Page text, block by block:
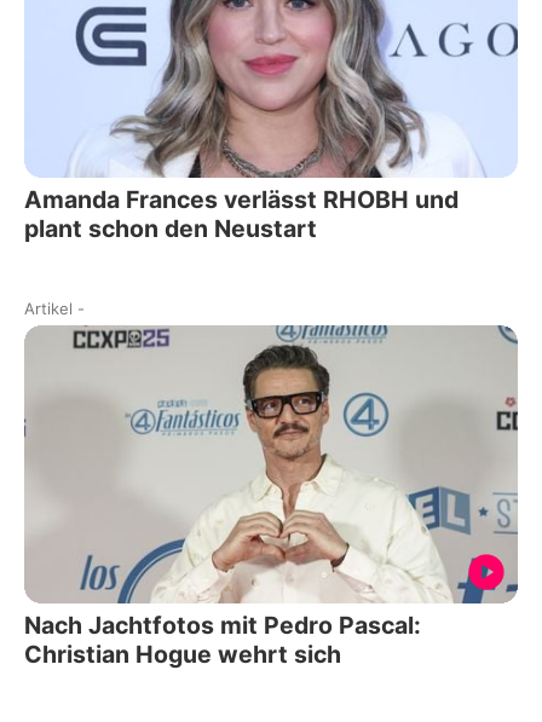
Amanda Frances verlässt RHOBH und
plant schon den Neustart
Artikel -
Nach Jachtfotos mit Pedro Pascal:
Christian Hogue wehrt sich